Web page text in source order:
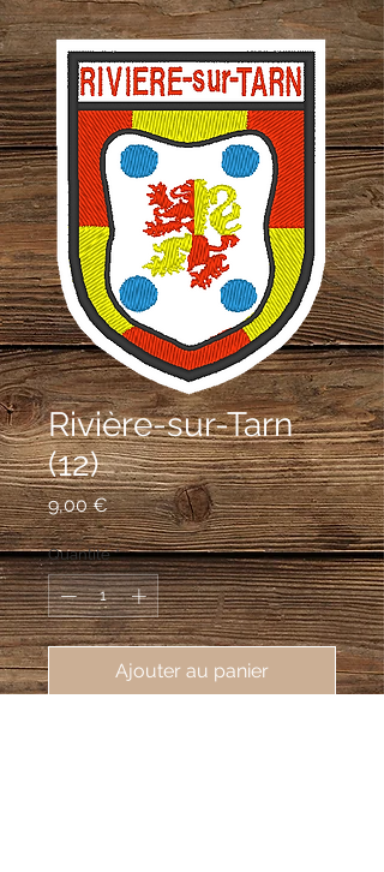
Rivière-sur-Tarn
(12)
9,00 €Prix
Quantité *
Ajouter au panier